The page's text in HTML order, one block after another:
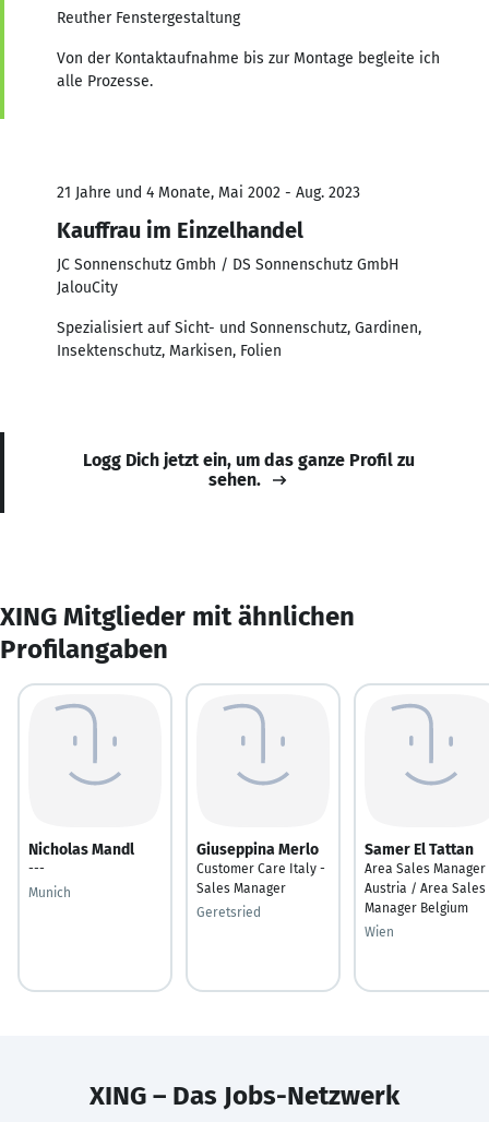
Reuther Fenstergestaltung
Von der Kontaktaufnahme bis zur Montage begleite ich
alle Prozesse.
21 Jahre und 4 Monate, Mai 2002 - Aug. 2023
Kauffrau im Einzelhandel
JC Sonnenschutz Gmbh / DS Sonnenschutz GmbH
JalouCity
Spezialisiert auf Sicht- und Sonnenschutz, Gardinen,
Insektenschutz, Markisen, Folien
Logg Dich jetzt ein, um das ganze Profil zu
sehen.
XING Mitglieder mit ähnlichen
Profilangaben
Nicholas Mandl
---
Munich
Giuseppina Merlo
Customer Care Italy -
Sales Manager
Geretsried
Samer El Tattan
Area Sales Manager
Austria / Area Sales
Manager Belgium
Wien
XING – Das Jobs-Netzwerk